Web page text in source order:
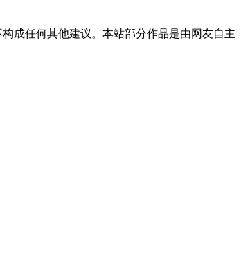
成任何其他建议。本站部分作品是由网友自主